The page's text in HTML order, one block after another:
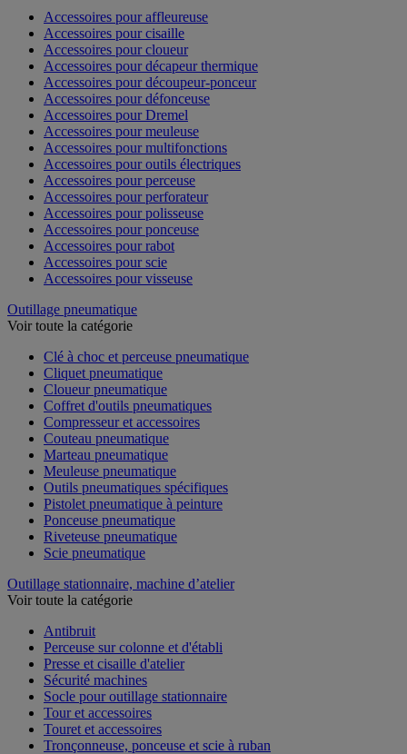
Accessoires pour affleureuse
Accessoires pour cisaille
Accessoires pour cloueur
Accessoires pour décapeur thermique
Accessoires pour découpeur-ponceur
Accessoires pour défonceuse
Accessoires pour Dremel
Accessoires pour meuleuse
Accessoires pour multifonctions
Accessoires pour outils électriques
Accessoires pour perceuse
Accessoires pour perforateur
Accessoires pour polisseuse
Accessoires pour ponceuse
Accessoires pour rabot
Accessoires pour scie
Accessoires pour visseuse
Outillage pneumatique
Voir toute la catégorie
Clé à choc et perceuse pneumatique
Cliquet pneumatique
Cloueur pneumatique
Coffret d'outils pneumatiques
Compresseur et accessoires
Couteau pneumatique
Marteau pneumatique
Meuleuse pneumatique
Outils pneumatiques spécifiques
Pistolet pneumatique à peinture
Ponceuse pneumatique
Riveteuse pneumatique
Scie pneumatique
Outillage stationnaire, machine d’atelier
Voir toute la catégorie
Antibruit
Perceuse sur colonne et d'établi
Presse et cisaille d'atelier
Sécurité machines
Socle pour outillage stationnaire
Tour et accessoires
Touret et accessoires
Tronçonneuse, ponceuse et scie à ruban